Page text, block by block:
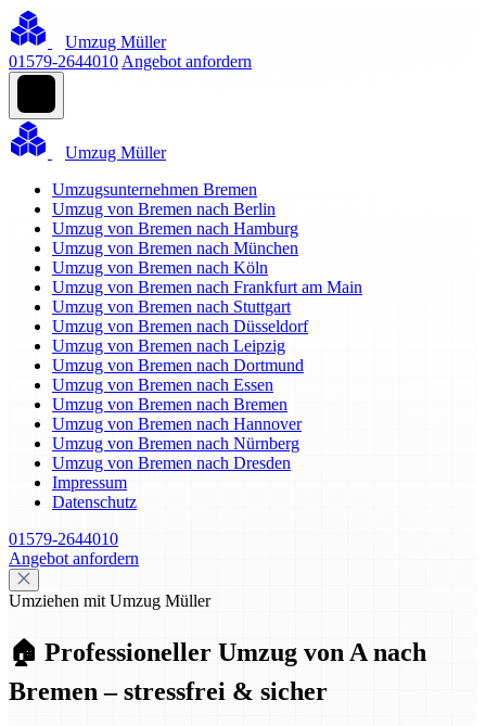
Umzug Müller
01579-2644010 Angebot anfordern
Umzug Müller
Umzugsunternehmen Bremen
Umzug von Bremen nach Berlin
Umzug von Bremen nach Hamburg
Umzug von Bremen nach München
Umzug von Bremen nach Köln
Umzug von Bremen nach Frankfurt am Main
Umzug von Bremen nach Stuttgart
Umzug von Bremen nach Düsseldorf
Umzug von Bremen nach Leipzig
Umzug von Bremen nach Dortmund
Umzug von Bremen nach Essen
Umzug von Bremen nach Bremen
Umzug von Bremen nach Hannover
Umzug von Bremen nach Nürnberg
Umzug von Bremen nach Dresden
Impressum
Datenschutz
01579-2644010
Angebot anfordern
Umziehen mit Umzug Müller
🏠 Professioneller Umzug von A nach
Bremen – stressfrei & sicher